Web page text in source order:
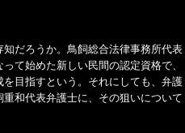
知だろうか。鳥飼総合法律事務所代表
て始めた新しい民間の認定資格で、
を目指すという。それにしても、弁護
和代表弁護士に、その狙いについて